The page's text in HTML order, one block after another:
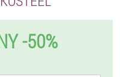
-50%